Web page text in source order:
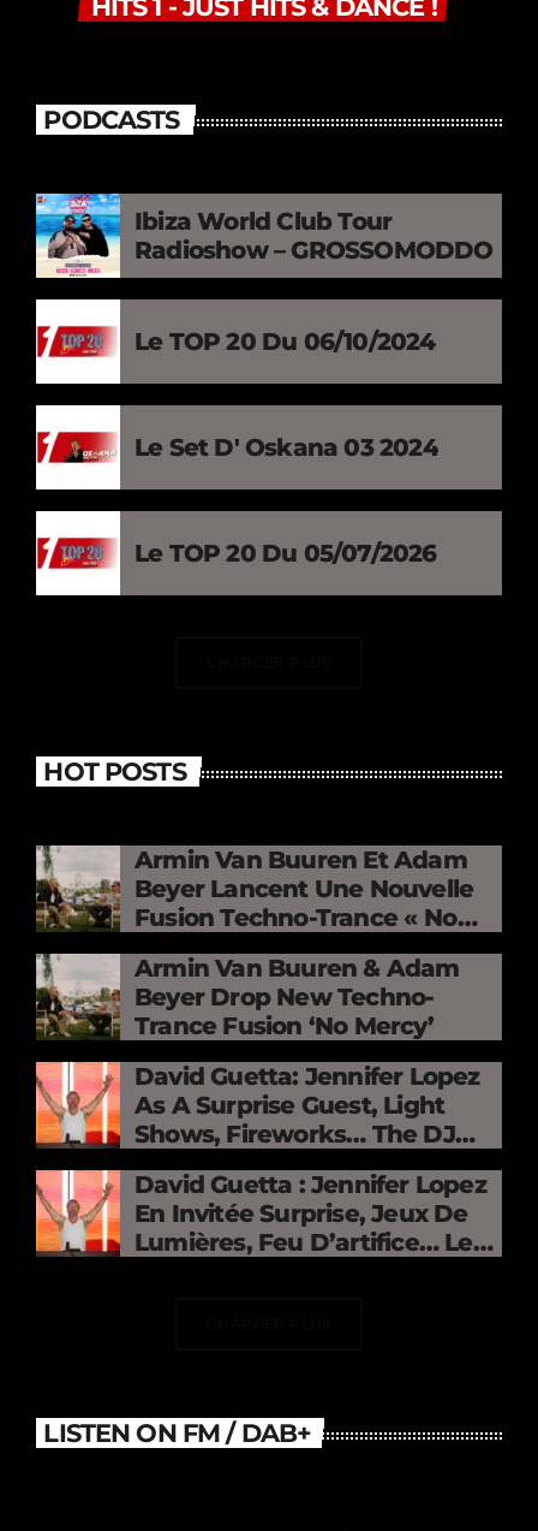
HITS 1 - JUST HITS & DANCE !
PODCASTS
Ibiza World Club Tour
Radioshow – GROSSOMODDO
Le TOP 20 Du 06/10/2024
Le Set D' Oskana 03 2024
Le TOP 20 Du 05/07/2026
HOT POSTS
Armin Van Buuren Et Adam
Beyer Lancent Une Nouvelle
Fusion Techno-Trance « No
Armin Van Buuren & Adam
Beyer Drop New Techno-
Trance Fusion ‘No Mercy’
David Guetta: Jennifer Lopez
As A Surprise Guest, Light
Shows, Fireworks… The DJ
France
David Guetta : Jennifer Lopez
En Invitée Surprise, Jeux De
Lumières, Feu D’artifice… Le
LISTEN ON FM / DAB+